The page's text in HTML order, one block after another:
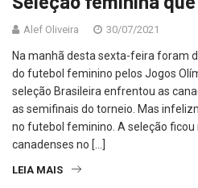
Alef Oliveira 30/07/2021
Na manhã desta sexta-feira foram
do futebol feminino pelos Jogos
seleção Brasileira enfrentou as
as semifinais do torneio. Mas
no futebol feminino. A seleção
canadenses no […]
LEIA MAIS